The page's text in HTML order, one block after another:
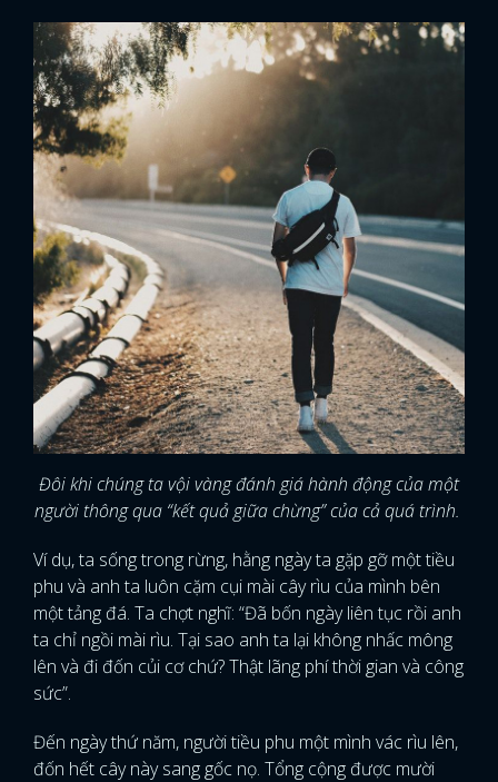
Đôi khi chúng ta vội vàng đánh giá hành động của một
người thông qua “kết quả giữa chừng” của cả quá trình.
Ví dụ, ta sống trong rừng, hằng ngày ta gặp gỡ một tiều
phu và anh ta luôn cặm cụi mài cây rìu của mình bên
một tảng đá. Ta chợt nghĩ: “Đã bốn ngày liên tục rồi anh
ta chỉ ngồi mài rìu. Tại sao anh ta lại không nhấc mông
lên và đi đốn củi cơ chứ? Thật lãng phí thời gian và công
sức”.
Đến ngày thứ năm, người tiều phu một mình vác rìu lên,
đốn hết cây này sang gốc nọ. Tổng cộng được mười